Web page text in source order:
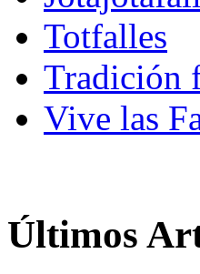
Totfalles
Tradición
Vive las
Últimos